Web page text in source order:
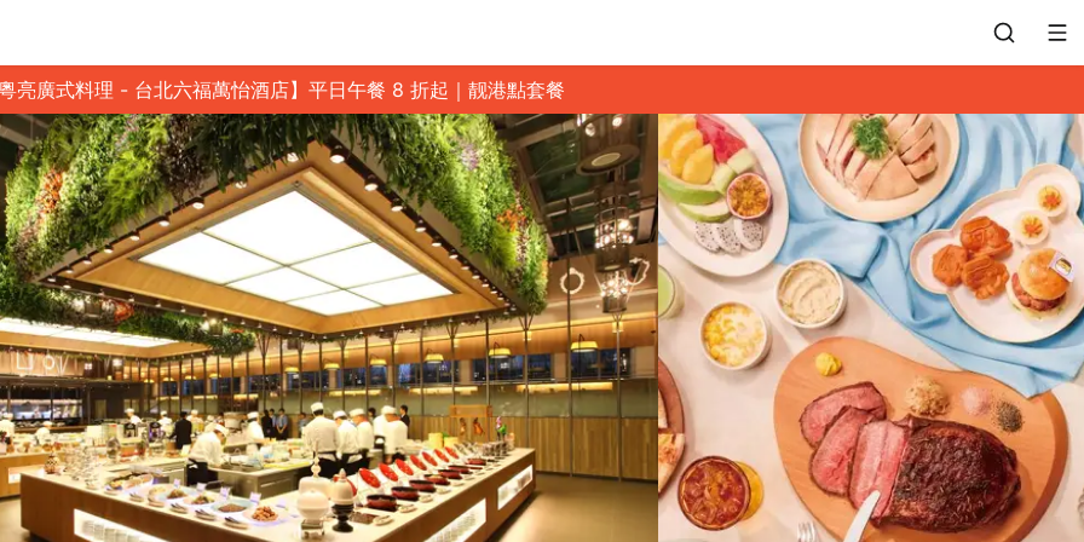
訂位紀錄
餐廳客服
常見問題
EZTABLE 禮物卡
餐廳合作
亮廣式料理 - 台北六福萬怡酒店】平日午餐 8 折起｜靓港點套餐